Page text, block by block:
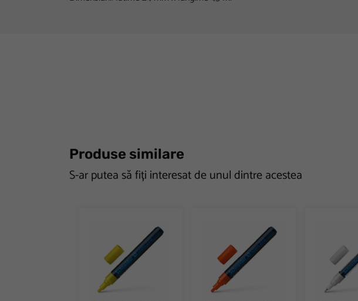
Produse similare
S-ar putea să fiți interesat de unul dintre acestea